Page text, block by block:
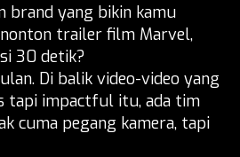
brand yang bikin kamu
trailer film Marvel,
30 detik?
Di balik video-video yang
tapi impactful itu, ada tim
cuma pegang kamera, tapi